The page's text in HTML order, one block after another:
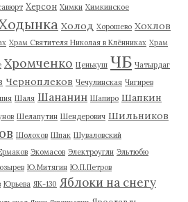
Херсон Химки Химкинское
Холод Хорошево Хохлов
Храм Святителя Николая в Клённиках Храм
Хромченко Ценькуш ЧБ Чатырдаг
Черноплеков Чечулинская Чигирев
Шаля Шананин Шапиро Шапкин
Шелапутин Шендерович Шильников
Шолохов Шпак Шуваловский
Экомасов Электроугли Эльтюбю
Ю.Митягин Ю.П.Петров
Юрьева ЯК-130 Яблоки на снегу